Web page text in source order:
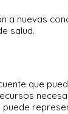
a nuevas
salud.
que